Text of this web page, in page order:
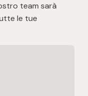
team sarà
le tue